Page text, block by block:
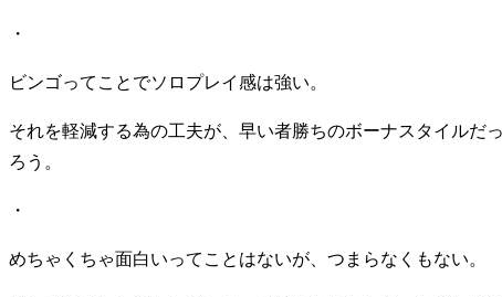
・
ビンゴってことでソロプレイ感は強い。
それを軽減する為の工夫が、早い者勝ちのボーナスタイルだ
ろう。
・
めちゃくちゃ面白いってことはないが、つまらなくもない。